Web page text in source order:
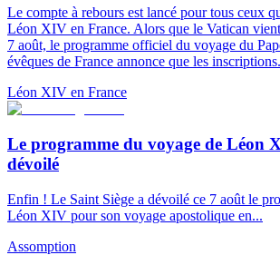
Le compte à rebours est lancé pour tous ceux
Léon XIV en France. Alors que le Vatican
7 août, le programme officiel du voyage du
évêques de France annonce que les
Léon XIV en France
Le programme du voyage de Léon
dévoilé
Enfin ! Le Saint Siège a dévoilé ce 7 août le
Léon XIV pour son voyage apostolique en...
Assomption